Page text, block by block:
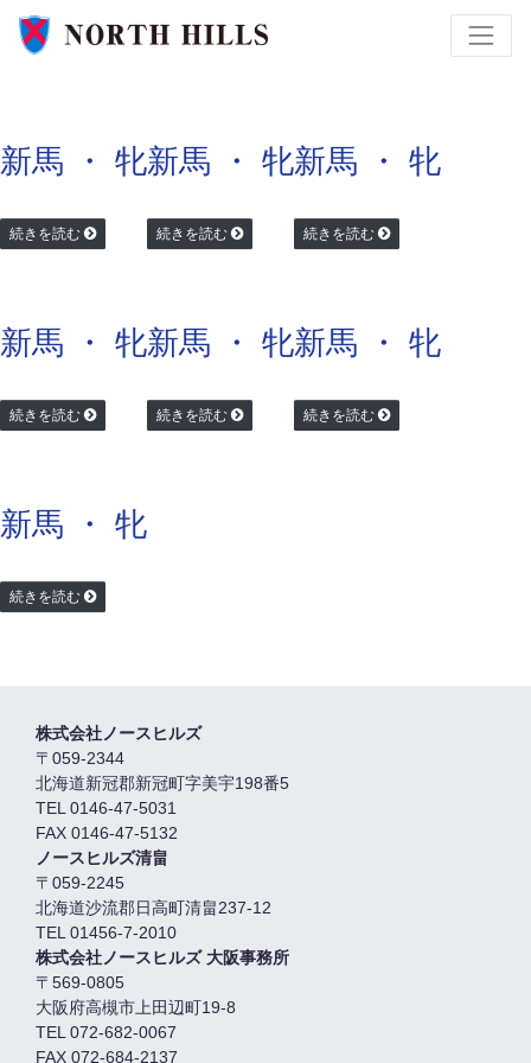
新馬 ・ 牝
続きを読む
新馬 ・ 牝
続きを読む
新馬 ・ 牝
続きを読む
新馬 ・ 牝
続きを読む
新馬 ・ 牝
続きを読む
新馬 ・ 牝
続きを読む
新馬 ・ 牝
続きを読む
株式会社ノースヒルズ
〒059-2344
北海道新冠郡新冠町字美宇198番5
TEL 0146-47-5031
FAX 0146-47-5132
ノースヒルズ清畠
〒059-2245
北海道沙流郡日高町清畠237-12
TEL 01456-7-2010
株式会社ノースヒルズ 大阪事務所
〒569-0805
大阪府高槻市上田辺町19-8
TEL 072-682-0067
FAX 072-684-2137